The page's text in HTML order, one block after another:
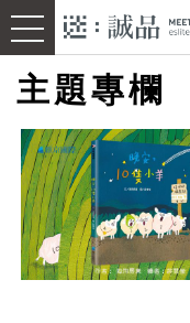
主題專欄